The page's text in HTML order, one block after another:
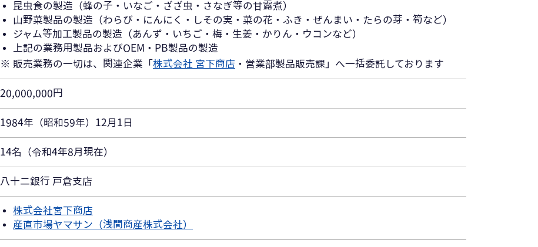
昆虫食の製造（蜂の子・いなご・ざざ虫・さなぎ等の甘露煮）
山野菜製品の製造（わらび・にんにく・しその実・菜の花・ふき・ぜんまい・たらの芽・筍など）
ジャム等加工製品の製造（あんず・いちご・梅・生姜・かりん・ウコンなど）
上記の業務用製品およびOEM・PB製品の製造
※ 販売業務の一切は、関連企業「 株式会社 宮下商店 ・営業部製品販売課」へ一括委託しております
20,000,000円
1984年（昭和59年）12月1日
14名（令和4年8月現在）
八十二銀行 戸倉支店
株式会社宮下商店
産直市場ヤマサン（浅間商産株式会社）